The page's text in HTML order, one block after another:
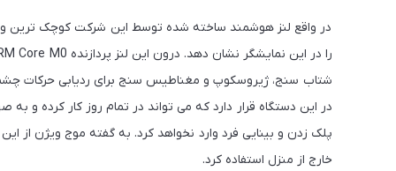
در واقع لنز هوشمند ساخته شده توسط این شرکت کوچک ترین
شتاب سنج، ژیروسکوپ و مغناطیس سنج برای ردیابی حرکات چشم
در این دستگاه قرار دارد که می تواند در تمام روز کار کرده و
پلک زدن و بینایی فرد وارد نخواهد کرد. به گفته موج ویژن از
خارج از منزل استفاده کرد.